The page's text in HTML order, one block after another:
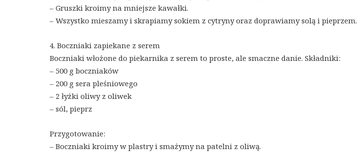
– Gruszki kroimy na mniejsze kawałki.
– Wszystko mieszamy i skrapiamy sokiem z cytryny oraz doprawiamy solą i pieprzem.
4. Boczniaki zapiekane z serem
Boczniaki włożone do piekarnika z serem to proste, ale smaczne danie. Składniki:
– 500 g boczniaków
– 200 g sera pleśniowego
– 2 łyżki oliwy z oliwek
– sól, pieprz
Przygotowanie:
– Boczniaki kroimy w plastry i smażymy na patelni z oliwą.